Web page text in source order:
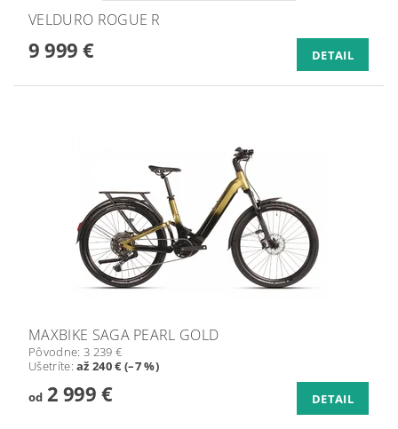
VELDURO ROGUE R
9 999 € DETAIL
MAXBIKE SAGA PEARL GOLD
Pôvodne: 3 239 €
Ušetríte:až 240 € (–7 %)
od2 999 € DETAIL